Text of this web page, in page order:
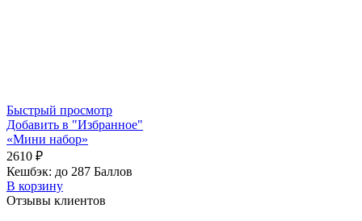
Быстрый просмотр
Добавить в "Избранное"
«Мини набор»
2610 ₽
Кешбэк: до 287 Баллов
В корзину
Отзывы клиентов